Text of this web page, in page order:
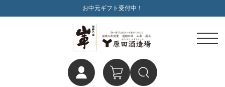
お中元ギフト受付中！